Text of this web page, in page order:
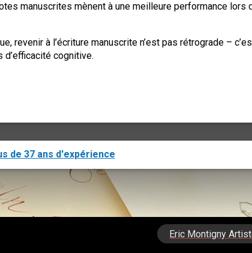
manuscrites mènent à une meilleure performance lors
revenir à l’écriture manuscrite n’est pas rétrograde –
d’efficacité cognitive.
de 37 ans d'expérience
Eric Montigny